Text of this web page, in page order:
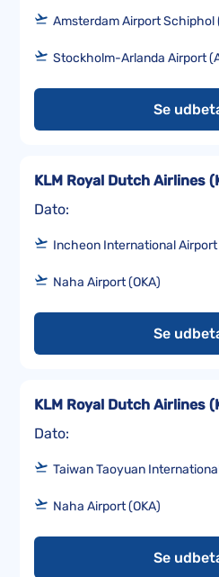
Amsterdam Airport Schiphol
Stockholm-Arlanda Airport
Se
Dato:
KLM Royal Dutch Airlines (
Incheon International Airport
Naha Airport (OKA)
Se
Dato:
KLM Royal Dutch Airlines (
Taiwan Taoyuan
Naha Airport (OKA)
Se